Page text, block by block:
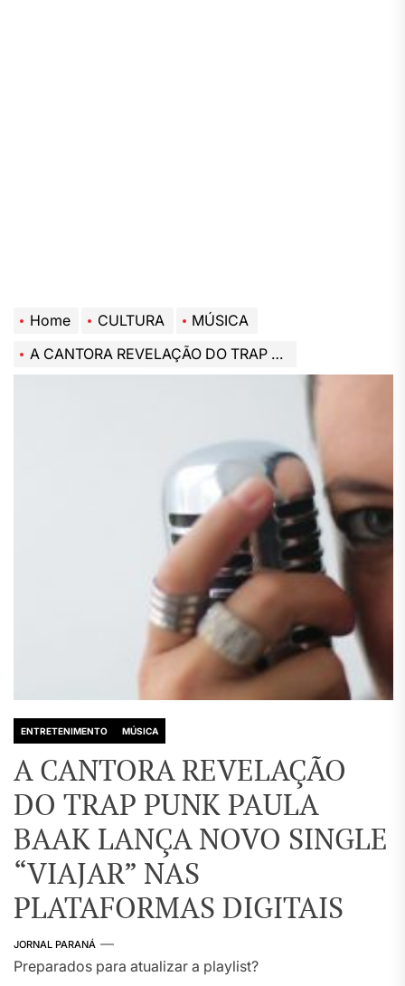
Home CULTURA
MÚSICA
A CANTORA REVELAÇÃO DO TRAP PUNK PAULA BAAK LANÇA NOVO SINGLE “VIAJAR” NAS PLATAFORMAS DIGITAIS
ENTRETENIMENTO MÚSICA
A CANTORA REVELAÇÃO
DO TRAP PUNK PAULA
BAAK LANÇA NOVO SINGLE
“VIAJAR” NAS
PLATAFORMAS DIGITAIS
JORNAL PARANÁ
Preparados para atualizar a playlist?